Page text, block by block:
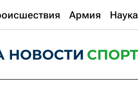
Армия Наука